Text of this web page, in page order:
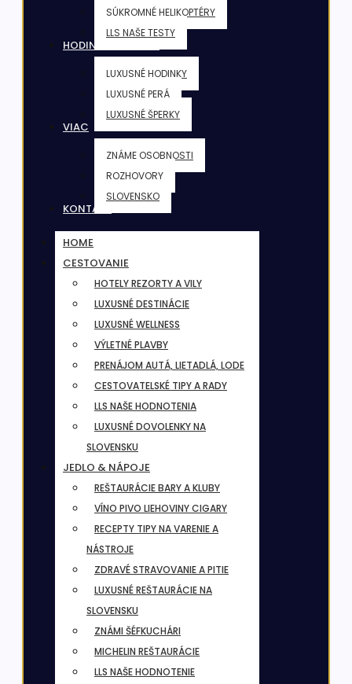
SÚKROMNÉ HELIKOPTÉRY
LLS NAŠE TESTY
HODINKY & ŠPERKY
LUXUSNÉ HODINKY
LUXUSNÉ PERÁ
LUXUSNÉ ŠPERKY
VIAC
ZNÁME OSOBNOSTI
ROZHOVORY
SLOVENSKO
KONTAKT
HOME
CESTOVANIE
HOTELY REZORTY A VILY
LUXUSNÉ DESTINÁCIE
LUXUSNÉ WELLNESS
VÝLETNÉ PLAVBY
PRENÁJOM AUTÁ, LIETADLÁ, LODE
CESTOVATELSKÉ TIPY A RADY
LLS NAŠE HODNOTENIA
LUXUSNÉ DOVOLENKY NA
SLOVENSKU
JEDLO & NÁPOJE
REŠTAURÁCIE BARY A KLUBY
VÍNO PIVO LIEHOVINY CIGARY
RECEPTY TIPY NA VARENIE A
NÁSTROJE
ZDRAVÉ STRAVOVANIE A PITIE
LUXUSNÉ REŠTAURÁCIE NA
SLOVENSKU
ZNÁMI ŠÉFKUCHÁRI
MICHELIN REŠTAURÁCIE
LLS NAŠE HODNOTENIE